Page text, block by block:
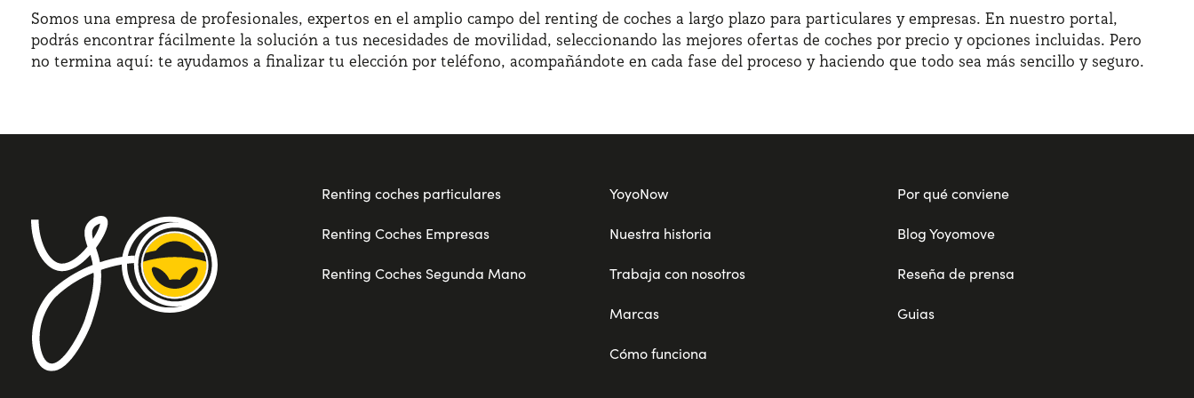
Somos una empresa de profesionales, expertos en el amplio campo del renting de coches a largo plazo para particulares y empresas. En nuestro portal,
podrás encontrar fácilmente la solución a tus necesidades de movilidad, seleccionando las mejores ofertas de coches por precio y opciones incluidas. Pero
no termina aquí: te ayudamos a finalizar tu elección por teléfono, acompañándote en cada fase del proceso y haciendo que todo sea más sencillo y seguro.
Renting coches particulares
Renting Coches Empresas
Renting Coches Segunda Mano
YoyoNow
Nuestra historia
Trabaja con nosotros
Marcas
Cómo funciona
Por qué conviene
Blog Yoyomove
Reseña de prensa
Guias